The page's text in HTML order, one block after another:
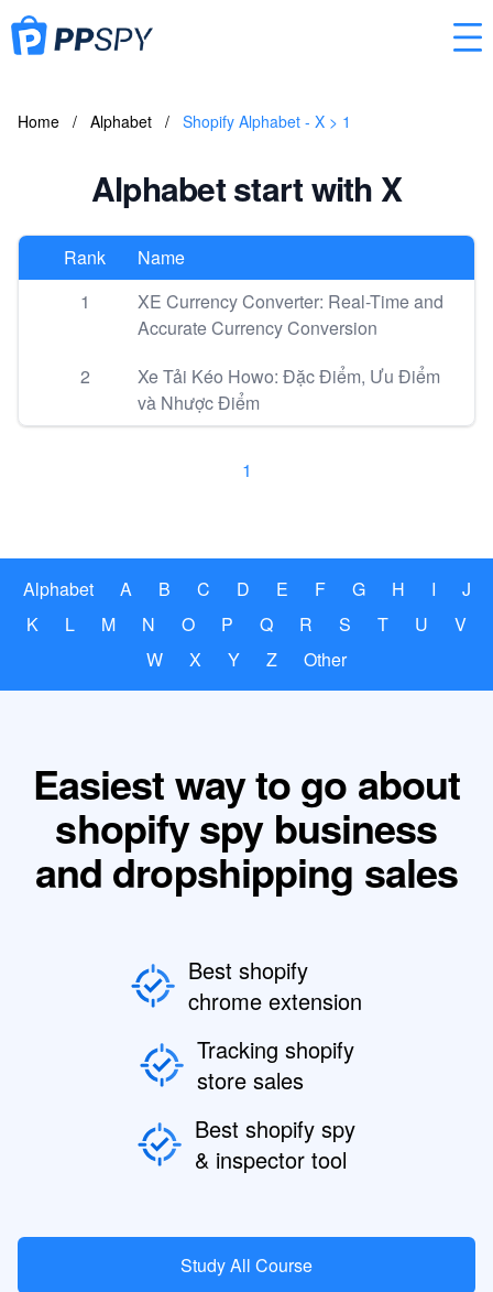
Home / Alphabet / Shopify Alphabet - X > 1
Alphabet start with X
Rank
Name
1
XE Currency Converter: Real-Time and
Accurate Currency Conversion
2
Xe Tải Kéo Howo: Đặc Điểm, Ưu Điểm
và Nhược Điểm
1
Alphabet A B C D E F G H I
J
K
L M N O P Q R S T U
V
W
X Y Z Other
Easiest way to go about
shopify spy business
and dropshipping sales
Best shopify
chrome extension
Tracking shopify
store sales
Best shopify spy
& inspector tool
Study All Course